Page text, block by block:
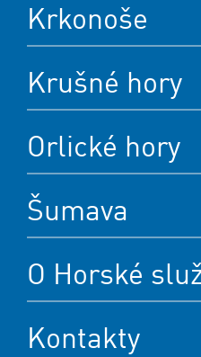
Krkonoše
Krušné hory
Orlické hory
Šumava
O Horské
Kontakty